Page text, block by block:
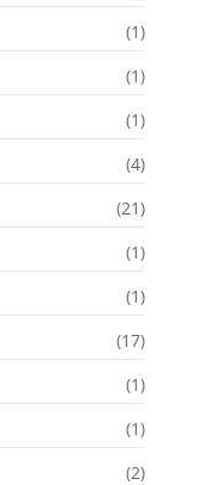
(1)
(1)
(1)
(4)
(21)
(1)
(1)
(17)
(1)
(1)
(2)